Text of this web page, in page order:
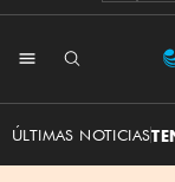
ÚLTIMAS NOTICIAS